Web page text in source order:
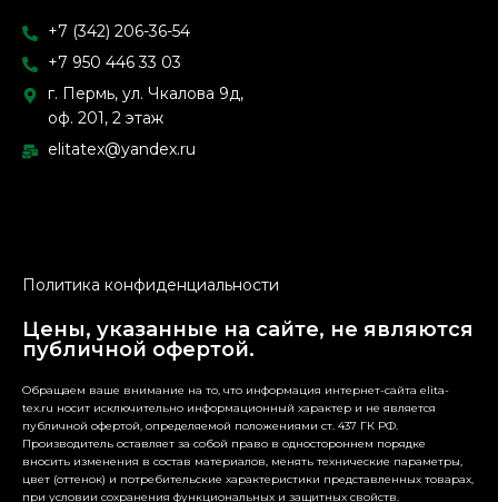
+7 (342) 206-36-54
+7 950 446 33 03
г. Пермь, ул. Чкалова 9д,
оф. 201, 2 этаж
elitatex@yandex.ru
Политика конфиденциальности
Цены, указанные на сайте, не являются
публичной офертой.
Обращаем ваше внимание на то, что информация интернет-сайта elita-
tex.ru носит исключительно информационный характер и не является
публичной офертой, определяемой положениями ст. 437 ГК РФ.
Производитель оставляет за собой право в одностороннем порядке
вносить изменения в состав материалов, менять технические параметры,
цвет (оттенок) и потребительские характеристики представленных товарах,
при условии сохранения функциональных и защитных свойств.